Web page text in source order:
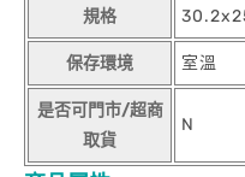
規格
保存環境 室溫
是否可門市/超商
取貨
N